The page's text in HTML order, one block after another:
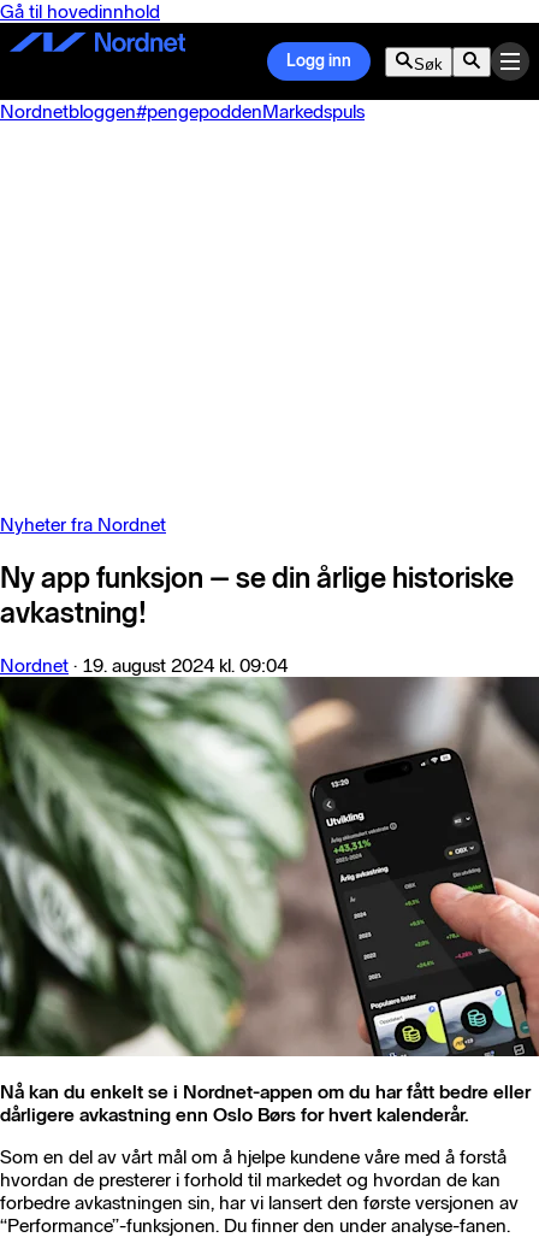
Gå til hovedinnhold
Logg inn Søk
Nordnetbloggen#pengepoddenMarkedspuls
Nyheter fra Nordnet
Ny app funksjon – se din årlige historiske
avkastning!
Nordnet · 19. august 2024 kl. 09:04
Nå kan du enkelt se i Nordnet-appen om du har fått bedre eller
dårligere avkastning enn Oslo Børs for hvert kalenderår.
Som en del av vårt mål om å hjelpe kundene våre med å forstå
hvordan de presterer i forhold til markedet og hvordan de kan
forbedre avkastningen sin, har vi lansert den første versjonen av
“Performance”-funksjonen. Du finner den under analyse-fanen.